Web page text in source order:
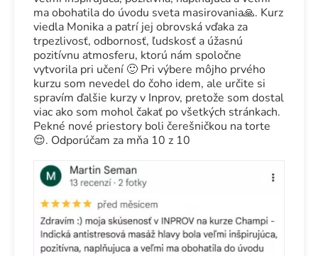
ma obohatila do úvodu sveta masirovania🙏. Kurz
viedla Monika a patrí jej obrovská vďaka za
trpezlivosť, odbornosť, ľudskosť a úžasnú
pozitívnu atmosferu, ktorú nám spoločne
vytvorila pri učení 🙂 Pri výbere môjho prvého
kurzu som nevedel do čoho idem, ale určite si
spravím ďalšie kurzy v Inprov, pretože som dostal
viac ako som mohol čakať po všetkých stránkach.
Pekné nové priestory boli čerešničkou na torte
😌. Odporúčam za mňa 10 z 10